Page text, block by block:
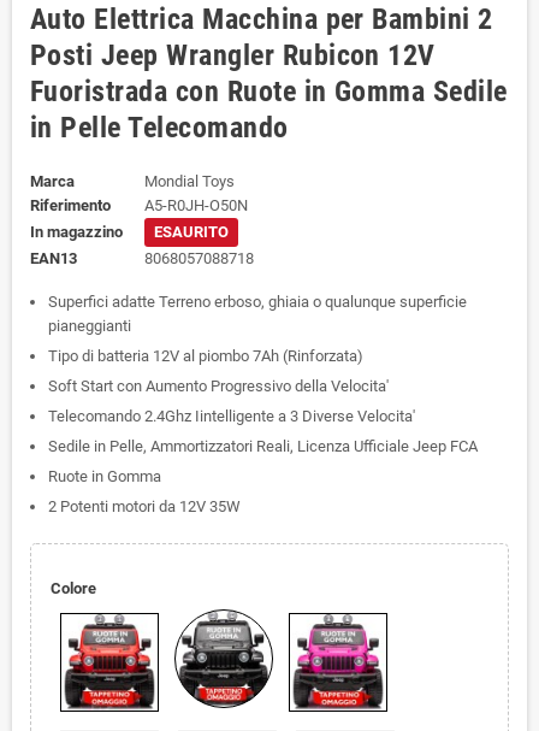
Auto Elettrica Macchina per Bambini 2
Posti Jeep Wrangler Rubicon 12V
Fuoristrada con Ruote in Gomma Sedile
in Pelle Telecomando
Marca
Mondial Toys
Riferimento
A5-R0JH-O50N
In magazzino
ESAURITO
EAN13
8068057088718
Superfici adatte Terreno erboso, ghiaia o qualunque superficie
pianeggianti
Tipo di batteria 12V al piombo 7Ah (Rinforzata)
Soft Start con Aumento Progressivo della Velocita'
Telecomando 2.4Ghz Iintelligente a 3 Diverse Velocita'
Sedile in Pelle, Ammortizzatori Reali, Licenza Ufficiale Jeep FCA
Ruote in Gomma
2 Potenti motori da 12V 35W
Colore